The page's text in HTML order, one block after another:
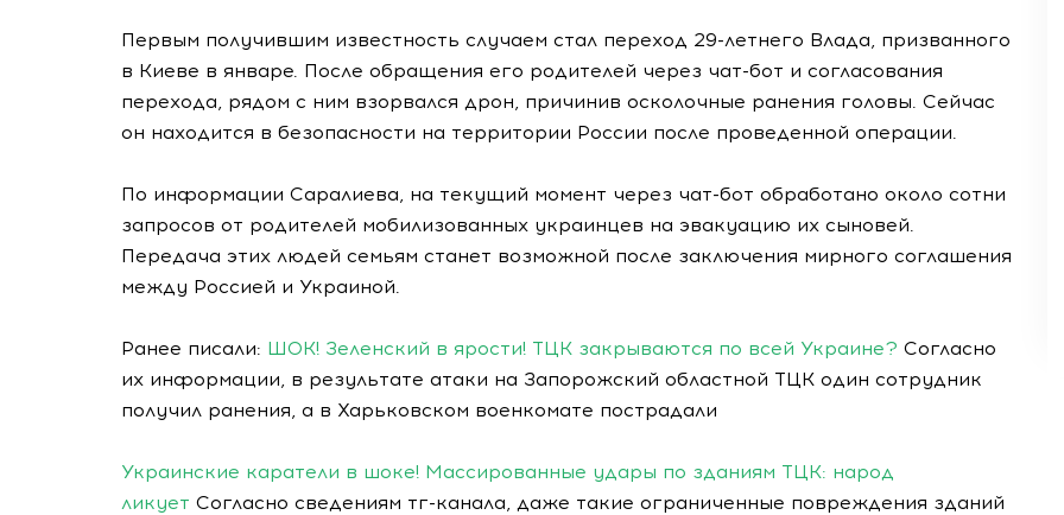
Первым получившим известность случаем стал переход 29-летнего Влада, призванного
в Киеве в январе. После обращения его родителей через чат-бот и согласования
перехода, рядом с ним взорвался дрон, причинив осколочные ранения головы. Сейчас
он находится в безопасности на территории России после проведенной операции.
По информации Саралиева, на текущий момент через чат-бот обработано около сотни
запросов от родителей мобилизованных украинцев на эвакуацию их сыновей.
Передача этих людей семьям станет возможной после заключения мирного соглашения
между Россией и Украиной.
Ранее писали: ШОК! Зеленский в ярости! ТЦК закрываются по всей Украине? Согласно
их информации, в результате атаки на Запорожский областной ТЦК один сотрудник
получил ранения, а в Харьковском военкомате пострадали
Украинские каратели в шоке! Массированные удары по зданиям ТЦК: народ
ликует Согласно сведениям тг-канала, даже такие ограниченные повреждения зданий